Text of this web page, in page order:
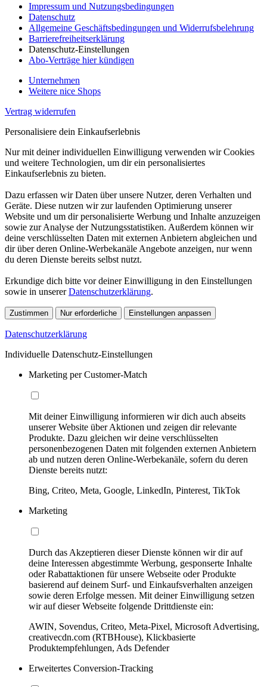
Impressum und Nutzungsbedingungen
Datenschutz
Allgemeine Geschäftsbedingungen und Widerrufsbelehrung
Barrierefreiheitserklärung
Datenschutz-Einstellungen
Abo-Verträge hier kündigen
Unternehmen
Weitere nice Shops
Vertrag widerrufen
Personalisiere dein Einkaufserlebnis
Nur mit deiner individuellen Einwilligung verwenden wir Cookies
und weitere Technologien, um dir ein personalisiertes
Einkaufserlebnis zu bieten.
Dazu erfassen wir Daten über unsere Nutzer, deren Verhalten und
Geräte. Diese nutzen wir zur laufenden Optimierung unserer
Website und um dir personalisierte Werbung und Inhalte anzuzeigen
sowie zur Analyse der Nutzungsstatistiken. Außerdem können wir
deine verschlüsselten Daten mit externen Anbietern abgleichen und
dir über deren Online-Werbekanäle Angebote anzeigen, nur wenn
du deren Dienste bereits selbst nutzt.
Erkundige dich bitte vor deiner Einwilligung in den Einstellungen
sowie in unsererDatenschutzerklärung.
Zustimmen Nur erforderliche Einstellungen anpassen
Datenschutzerklärung
Individuelle Datenschutz-Einstellungen
Marketing per Customer-Match
Mit deiner Einwilligung informieren wir dich auch abseits
unserer Website über Aktionen und zeigen dir relevante
Produkte. Dazu gleichen wir deine verschlüsselten
personenbezogenen Daten mit folgenden externen Anbietern
ab und nutzen deren Online-Werbekanäle, sofern du deren
Dienste bereits nutzt:
Bing, Criteo, Meta, Google, LinkedIn, Pinterest, TikTok
Marketing
Durch das Akzeptieren dieser Dienste können wir dir auf
deine Interessen abgestimmte Werbung, gesponserte Inhalte
oder Rabattaktionen für unsere Webseite oder Produkte
basierend auf deinem Surf- und Einkaufsverhalten anzeigen
sowie deren Erfolge messen. Mit deiner Einwilligung setzen
wir auf dieser Webseite folgende Drittdienste ein:
AWIN, Sovendus, Criteo, Meta-Pixel, Microsoft Advertising,
creativecdn.com (RTBHouse), Klickbasierte
Produktempfehlungen, Ads Defender
Erweitertes Conversion-Tracking